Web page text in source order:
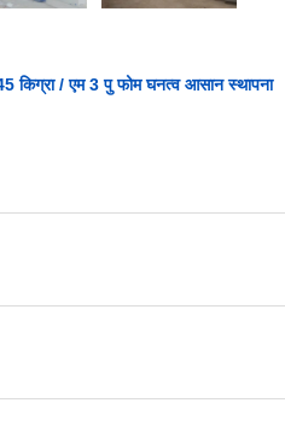
किग्रा / एम 3 पु फोम घनत्व आसान स्थापना